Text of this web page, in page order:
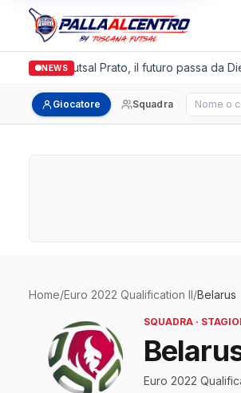
NEWS
Italgronda Futsal Prato, il futuro passa da
Giocatore Squadra Cerca
Home/Euro 2022 Qualification II/Belarus
SQUADRA ·
Euro 2022